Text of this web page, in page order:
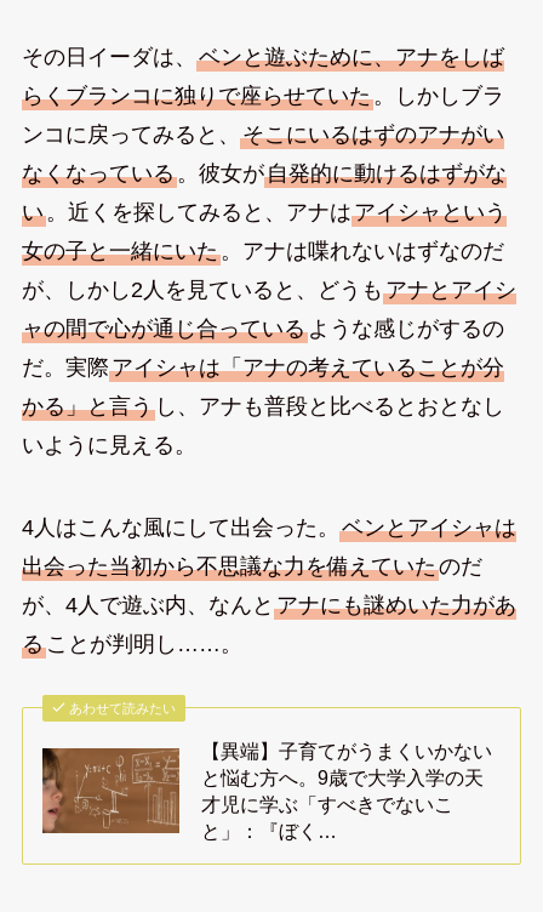
その日イーダは、 ベンと遊ぶために、アナをしば
らくブランコに独りで座らせていた。しかしブラ
ンコに戻ってみると、 そこにいるはずのアナがい
なくなっている。彼女が自発的に動けるはずがな
い。近くを探してみると、アナはアイシャという
女の子と一緒にいた。アナは喋れないはずなのだ
が、しかし2人を見ていると、どうもアナとアイシ
ャの間で心が通じ合っているような感じがするの
だ。実際アイシャは「アナの考えていることが分
かる」と言うし、アナも普段と比べるとおとなし
いように見える。
4人はこんな風にして出会った。 ベンとアイシャは
出会った当初から不思議な力を備えていたのだ
が、4人で遊ぶ内、なんと アナにも謎めいた力があ
ることが判明し……。
あわせて読みたい
【異端】子育てがうまくいかない
と悩む方へ。9歳で大学入学の天
才児に学ぶ「すべきでないこ
と」：『ぼく…